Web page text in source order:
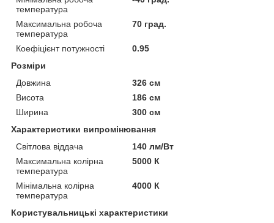
температура
Максимальна робоча
температура
70 град.
Коефіцієнт потужності
0.95
Розміри
Довжина
326 см
Висота
186 см
Ширина
300 см
Характеристики випромінювання
Світлова віддача
140 лм/Вт
Максимальна колірна
температура
5000 К
Мінімальна колірна
температура
4000 К
Користувальницькі характеристики